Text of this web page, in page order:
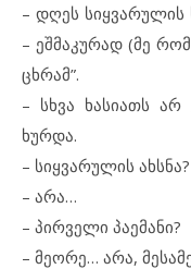
– დღეს
– ეშმაკურად (მე
ცხრამ”.
– სხვა ხასიათს
ხურდა.
– სიყვარულის
– არა…
– პირველი პაემანი?
– მეორე… არა,